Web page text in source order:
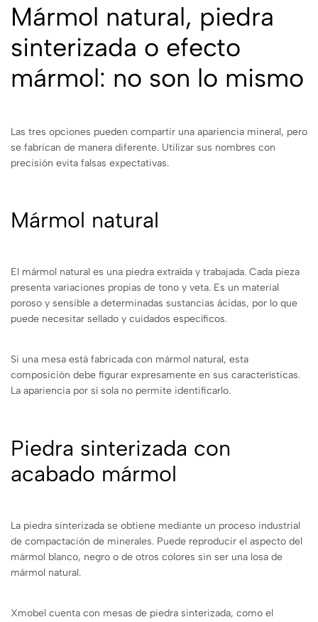
Mármol natural, piedra
sinterizada o efecto
mármol: no son lo mismo
Las tres opciones pueden compartir una apariencia mineral, pero
se fabrican de manera diferente. Utilizar sus nombres con
precisión evita falsas expectativas.
Mármol natural
El mármol natural es una piedra extraída y trabajada. Cada pieza
presenta variaciones propias de tono y veta. Es un material
poroso y sensible a determinadas sustancias ácidas, por lo que
puede necesitar sellado y cuidados específicos.
Si una mesa está fabricada con mármol natural, esta
composición debe figurar expresamente en sus características.
La apariencia por sí sola no permite identificarlo.
Piedra sinterizada con
acabado mármol
La piedra sinterizada se obtiene mediante un proceso industrial
de compactación de minerales. Puede reproducir el aspecto del
mármol blanco, negro o de otros colores sin ser una losa de
mármol natural.
Xmobel cuenta con mesas de piedra sinterizada, como el